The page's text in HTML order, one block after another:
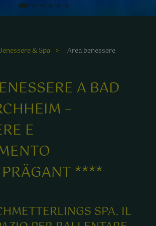
& Spa Area benessere
A BAD
–
E
****
SPA. IL